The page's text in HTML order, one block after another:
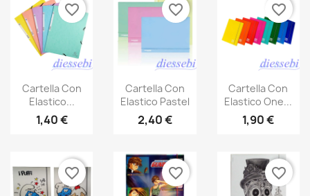
Cartella Con
Elastico...
1,40 €
favorite_border
Cartella Con
Elastico Pastel
2,40 €
favorite_border
Cartella Con
Elastico One...
1,90 €
favorite_border
favorite_border favorite_border favorite_border